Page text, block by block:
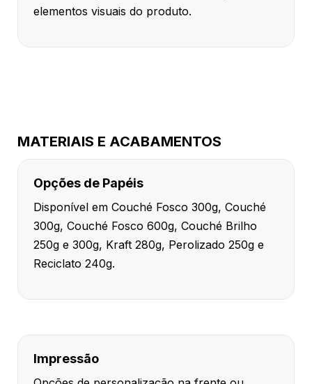
elementos visuais do produto.
MATERIAIS E ACABAMENTOS
Opções de Papéis
Disponível em Couché Fosco 300g, Couché
300g, Couché Fosco 600g, Couché Brilho
250g e 300g, Kraft 280g, Perolizado 250g e
Reciclato 240g.
Impressão